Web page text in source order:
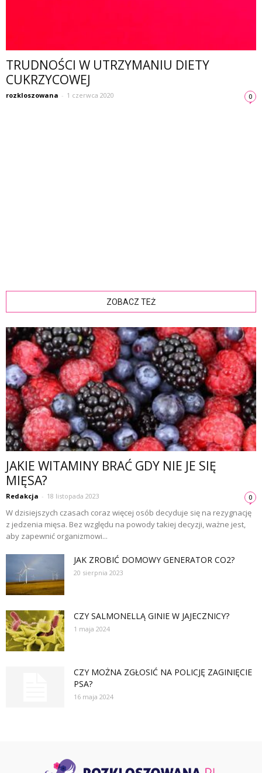
TRUDNOŚCI W UTRZYMANIU DIETY
CUKRZYCOWEJ
rozkloszowana - 1 czerwca 2020 0
ZOBACZ TEŻ
JAKIE WITAMINY BRAĆ GDY NIE JE SIĘ
MIĘSA?
Redakcja - 18 listopada 2023 0
W dzisiejszych czasach coraz więcej osób decyduje się na rezygnację
z jedzenia mięsa. Bez względu na powody takiej decyzji, ważne jest,
aby zapewnić organizmowi...
JAK ZROBIĆ DOMOWY GENERATOR CO2?
20 sierpnia 2023
CZY SALMONELLĄ GINIE W JAJECZNICY?
1 maja 2024
CZY MOŻNA ZGŁOSIĆ NA POLICJĘ ZAGINIĘCIE
PSA?
16 maja 2024